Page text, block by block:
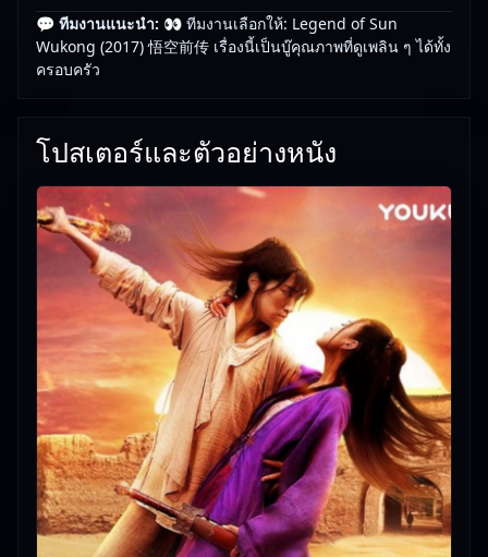
💬 ทีมงานแนะนำ: 👀 ทีมงานเลือกให้: Legend of Sun
Wukong (2017) 悟空前传 เรื่องนี้เป็นบู๊คุณภาพที่ดูเพลิน ๆ ได้ทั้ง
ครอบครัว
โปสเตอร์และตัวอย่างหนัง